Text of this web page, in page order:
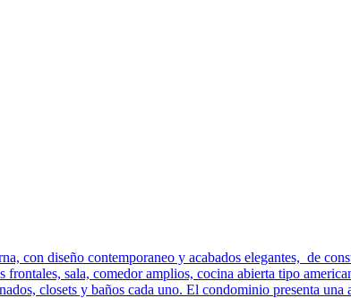
con diseño contemporaneo y acabados elegantes, de
sala, comedor amplios, cocina abierta tipo
closets y baños cada uno. El condominio presenta una